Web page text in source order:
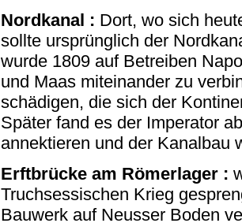
Nordkanal : Dort, wo sich
sollte ursprünglich der
wurde 1809 auf Betreiben
und Maas miteinander zu
schädigen, die sich der
Später fand es der Imperator
annektieren und der Kanalbau
Erftbrücke am Römerlager :
Truchsessischen Krieg
Bauwerk auf Neusser Boden